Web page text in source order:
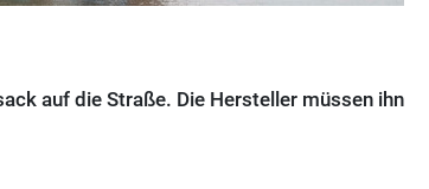
auf die Straße. Die Hersteller müssen ihn